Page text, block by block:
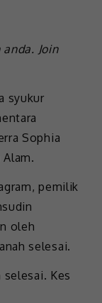
Join
syukur
Sophia
pemilik
oleh
selesai.
Kes